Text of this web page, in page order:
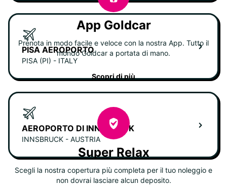
PISA AEROPORTO
PISA (PI) - ITALY
AEROPORTO DI INNSBRUCK
INNSBRUCK - AUSTRIA
App Goldcar
Prenota in modo facile e veloce con la nostra App. Tutto il
mondo Goldcar a portata di mano.
Scopri di più
Super Relax
Scegli la nostra copertura più completa per il tuo noleggio e
non dovrai lasciare alcun deposito.